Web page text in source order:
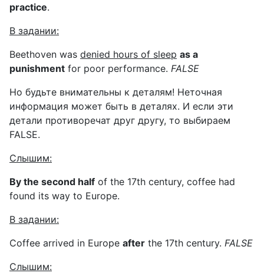
practice.
В задании:
Beethoven was denied hours of sleep as a
punishment for poor performance. FALSE
Но будьте внимательны к деталям! Неточная
информация может быть в деталях. И если эти
детали противоречат друг другу, то выбираем
FALSE.
Слышим:
By the second half of the 17th century, coffee had
found its way to Europe.
В задании:
Coffee arrived in Europe after the 17th century. FALSE
Слышим: